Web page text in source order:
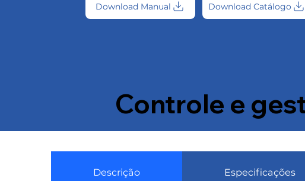
Download Manual Download Catálogo
Controle e
Descrição Especificações